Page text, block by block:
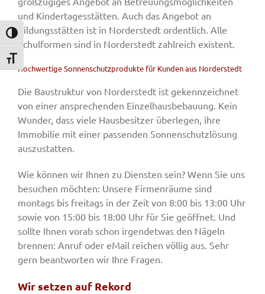
Umschalten auf hohe Kontraste
Schrift vergrößern
und Kindertagesstätten. Auch das Angebot an
Bildungsstätten ist in Norderstedt ordentlich. Alle
Schulformen sind in Norderstedt zahlreich existent.
Hochwertige Sonnenschutzprodukte für Kunden aus Norderstedt
Die Baustruktur von Norderstedt ist gekennzeichnet
von einer ansprechenden Einzelhausbebauung. Kein
Wunder, dass viele Hausbesitzer überlegen, ihre
Immobilie mit einer passenden Sonnenschutzlösung
auszustatten.
Wie können wir Ihnen zu Diensten sein? Wenn Sie uns
besuchen möchten: Unsere Firmenräume sind
montags bis freitags in der Zeit von 8:00 bis 13:00 Uhr
sowie von 15:00 bis 18:00 Uhr für Sie geöffnet. Und
sollte Ihnen vorab schon irgendetwas den Nägeln
brennen: Anruf oder eMail reichen völlig aus. Sehr
gern beantworten wir Ihre Fragen.
Wir setzen auf Rekord